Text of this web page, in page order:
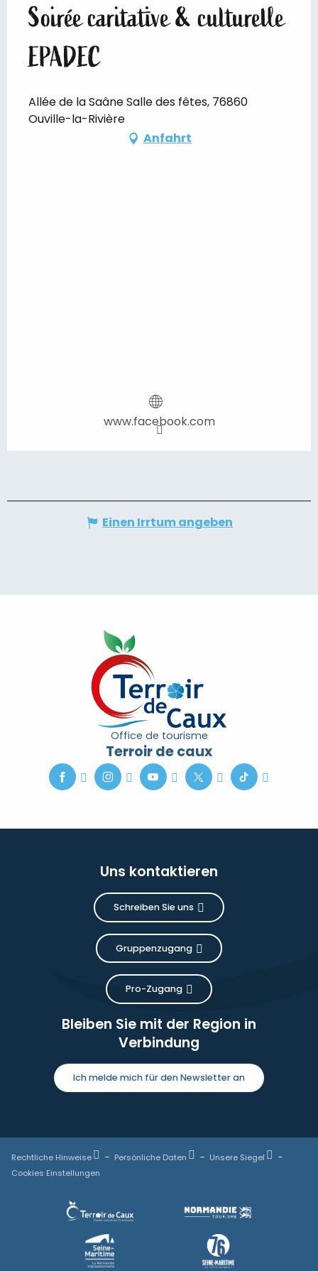
Soirée caritative & culturelle
EPADEC
Allée de la Saâne Salle des fêtes, 76860
Ouville-la-Rivière
Anfahrt
www.facebook.com
Einen Irrtum angeben
Office de tourisme
Terroir de caux
Uns kontaktieren
Schreiben Sie uns
Gruppenzugang
Pro-Zugang
Bleiben Sie mit der Region in
Verbindung
Ich melde mich für den Newsletter an
Rechtliche Hinweise Persönliche Daten
Unsere Siegel
Cookies Einstellungen